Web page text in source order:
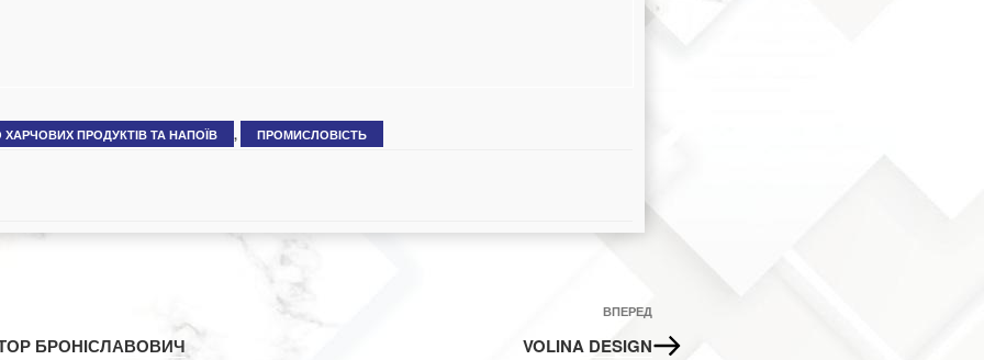
ПРОДУКТІВ ТА НАПОЇВ , ПРОМИСЛОВІСТЬ
БРОНІСЛАВОВИЧ
Наступний
запис
ВПЕРЕД
VOLINA DESIGN